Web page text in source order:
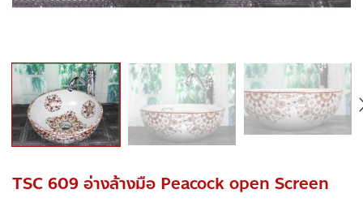
TSC 609 อ่างล้างมือ Peacock open Screen